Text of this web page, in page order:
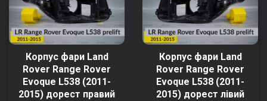
Корпус фари Land
Rover Range Rover
Evoque L538 (2011-
2015) дорест правий
Корпус фари Land
Rover Range Rover
Evoque L538 (2011-
2015) дорест лівий